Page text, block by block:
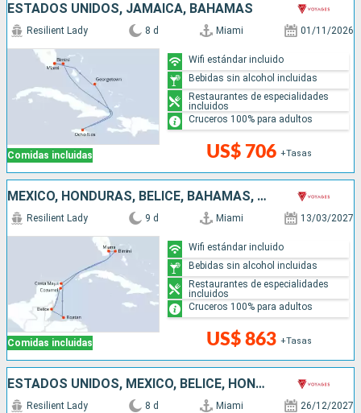
ESTADOS UNIDOS, JAMAICA, BAHAMAS
Comidas incluidas
Resilient Lady 8 d Miami 01/11/2026
US$ 706 +Tasas
Wifi estándar incluido
Bebidas sin alcohol incluidas
Restaurantes de especialidades
incluidos
Cruceros 100% para adultos
MÉXICO, HONDURAS, BELICE, BAHAMAS, ESTADOS UNIDOS
Comidas incluidas
Resilient Lady 9 d Miami 13/03/2027
US$ 863 +Tasas
Wifi estándar incluido
Bebidas sin alcohol incluidas
Restaurantes de especialidades
incluidos
Cruceros 100% para adultos
ESTADOS UNIDOS, MÉXICO, BELICE, HONDURAS, BAHAMAS
Resilient Lady 8 d Miami 26/12/2027